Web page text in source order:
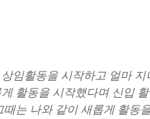
임활동을 시작하고 얼마
활동을 시작했다며 신입
때는 나와 같이 새롭게 활동